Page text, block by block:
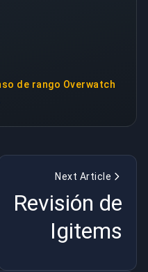
de rango Overwatch
Next Article
Revisión de
Igitems